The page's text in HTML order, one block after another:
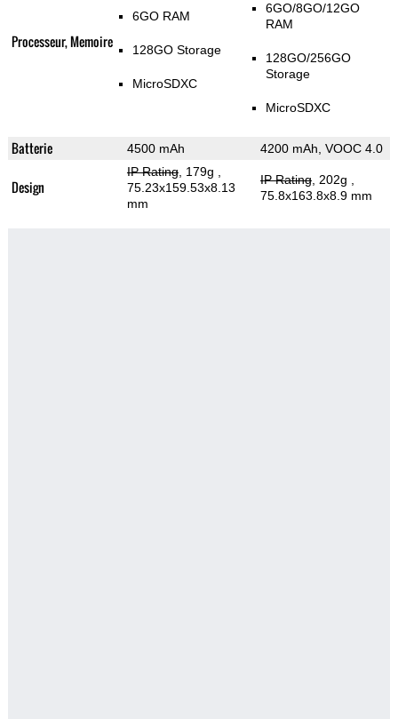
Processeur, Memoire
6GO RAM
128GO Storage
MicroSDXC
6GO/8GO/12GO
RAM
128GO/256GO
Storage
MicroSDXC
Batterie 4500 mAh 4200 mAh, VOOC 4.0
Design
IP Rating, 179g
75.23x159.53x8.13
mm
IP Rating, 202g
75.8x163.8x8.9 mm